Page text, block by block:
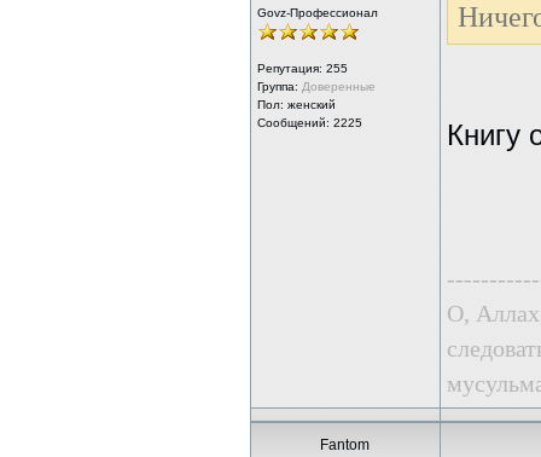
Govz-Профессионал
Репутация: 255
Группа: Доверенные
Пол: женский
Сообщений: 2225
Книгу
О,
Fantom